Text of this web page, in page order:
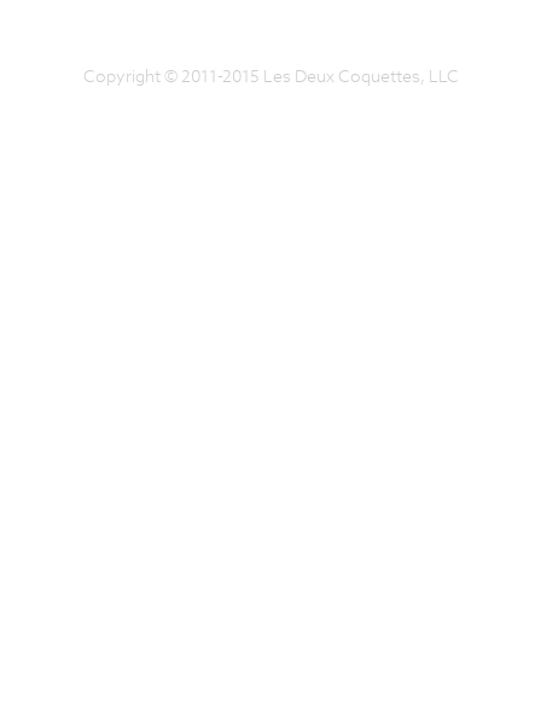
Copyright © 2011-2015 Les Deux Coquettes, LLC